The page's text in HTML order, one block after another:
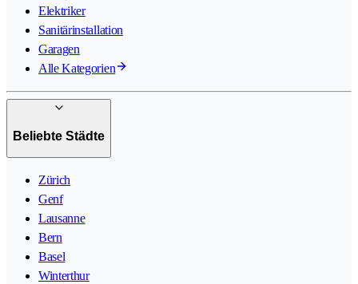
Elektriker
Sanitärinstallation
Garagen
Alle Kategorien
Beliebte Städte
Zürich
Genf
Lausanne
Bern
Basel
Winterthur